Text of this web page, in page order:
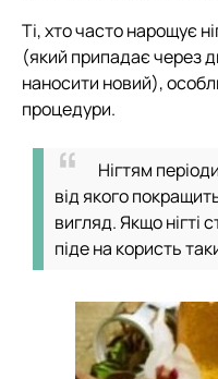
Ті, хто часто нарощує
(який припадає через
наносити новий),
процедури.
Нігтям
від якого
вигляд. Якщо нігті
піде на користь